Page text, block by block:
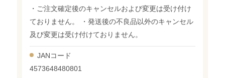
・ご注文確定後のキャンセルおよび変更は受け付け
ておりません。 ・発送後の不良品以外のキャンセル
及び変更は受け付けておりません。
JANコード
4573648480801